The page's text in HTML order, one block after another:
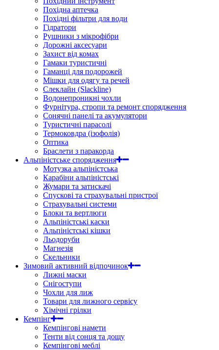
Похідна аптечка
Похідні фільтри для води
Гідратори
Рушники з мікрофібри
Дорожні аксесуари
Захист від комах
Гамаки туристичні
Гаманці для подорожей
Мішки для одягу та речей
Слеклайн (Slackline)
Водонепроникні чохли
Фурнітура, стропи та ремонт спорядження
Сонячні панелі та акумулятори
Туристичні парасолі
Термоковдра (ізофолія)
Оптика
Браслети з паракорда
Альпіністське спорядження
Мотузка альпіністська
Карабіни альпіністські
Жумари та затискачі
Спускові та страхувальні пристрої
Страхувальні системи
Блоки та вертлюги
Альпіністські каски
Альпіністські кішки
Льодоруби
Магнезія
Скельники
Зимовий активний відпочинок
Лижні маски
Снігоступи
Чохли для лиж
Товари для лижного сервісу
Хімічні грілки
Кемпінг
Кемпінгові намети
Тенти від сонця та дощу
Кемпінгові меблі